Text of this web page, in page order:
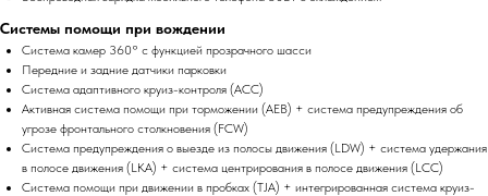
Системы помощи при вождении
Система камер 360° с функцией прозрачного шасси
Передние и задние датчики парковки
Система адаптивного круиз-контроля (ACC)
Активная система помощи при торможении (AEB) + система предупреждения об
угрозе фронтального столкновения (FCW)
Система предупреждения о выезде из полосы движения (LDW) + система удержания
в полосе движения (LKA) + система центрирования в полосе движения (LCC)
Система помощи при движении в пробках (TJA) + интегрированная система круиз-